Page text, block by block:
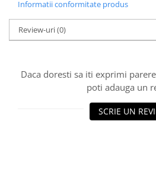
Informatii conformitate produs
Review-uri(0)
Daca doresti sa iti exprimi
poti adauga un
SCRIE UN